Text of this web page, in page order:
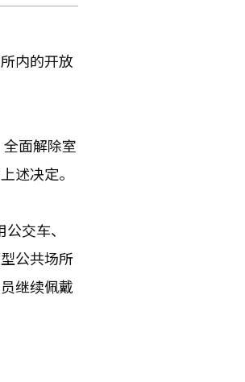
文 大
内的开放
面解除室
述决定。
交车、
公共场所
继续佩戴